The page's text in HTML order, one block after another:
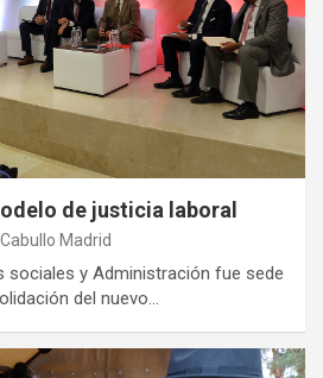
de justicia laboral
Madrid
sociales y Administración fue sede
del nuevo…